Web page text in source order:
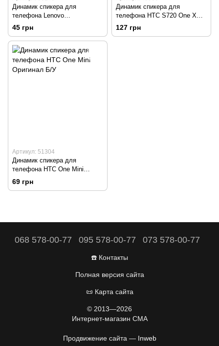
Динамик спикера для
телефона Lenovo
A820/A820T/S720/K900
Original
45 грн
Динамик спикера для
телефона HTC S720 One X
Оригинал Б/У
127 грн
Артикул: 51304
Динамик спикера для
телефона HTC One Mini
Оригинал Б/У
69 грн
068 578-00-77 095 578-00-77 073 578-00-77
☎️ Контакты
Полная версия сайта
📜 Карта сайта
© 2013—2026
Интернет-магазин CMA
Продвижение сайта — Inweb